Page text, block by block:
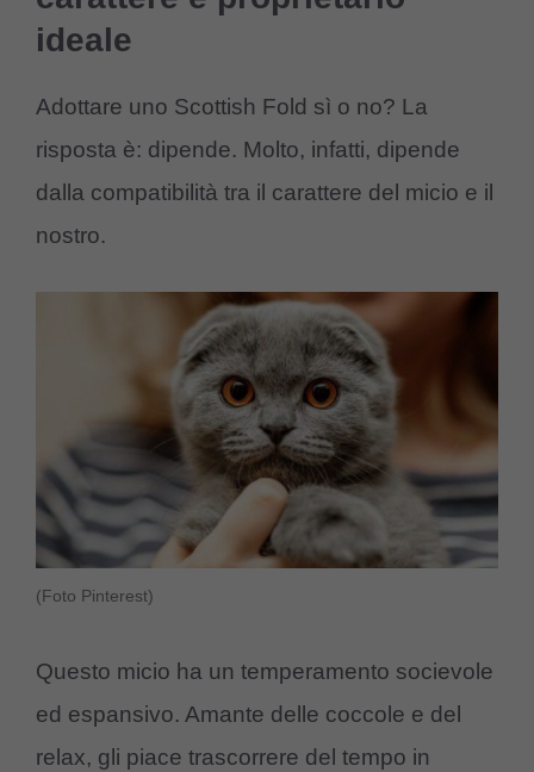
ideale
Adottare uno Scottish Fold sì o no? La
risposta è: dipende. Molto, infatti, dipende
dalla compatibilità tra il carattere del micio e il
nostro.
(Foto Pinterest)
Questo micio ha un temperamento socievole
ed espansivo. Amante delle coccole e del
relax, gli piace trascorrere del tempo in